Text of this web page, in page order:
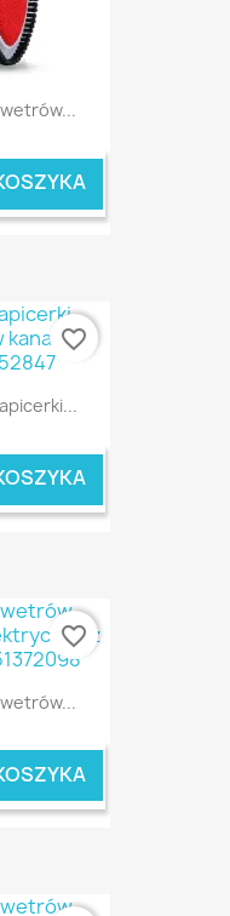
favorite_border
favorite_border